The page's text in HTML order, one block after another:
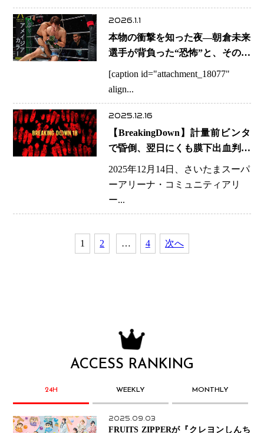
2026.1.1
本物の衝撃を知った夜―朝倉未来
選手が背負った“恐怖”と、その先
[caption id="attachment_18077"
align...
2025.12.16
【BreakingDown】計量前ビンタ
で昏倒、翌日にくも膜下出血判明
―安全最優先の判断が示した“次
のステージ”への課題
2025年12月14日、さいたまスーパ
ーアリーナ・コミュニティアリ
ー...
1 2 … 4 次へ
ACCESS RANKING
24H WEEKLY MONTHLY
2025.09.03
FRUITS ZIPPERが『クレヨンしんち